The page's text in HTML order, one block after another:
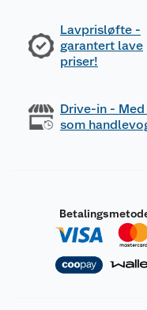
Lavprisløfte -
garantert lave
priser!
Drive-in -
som